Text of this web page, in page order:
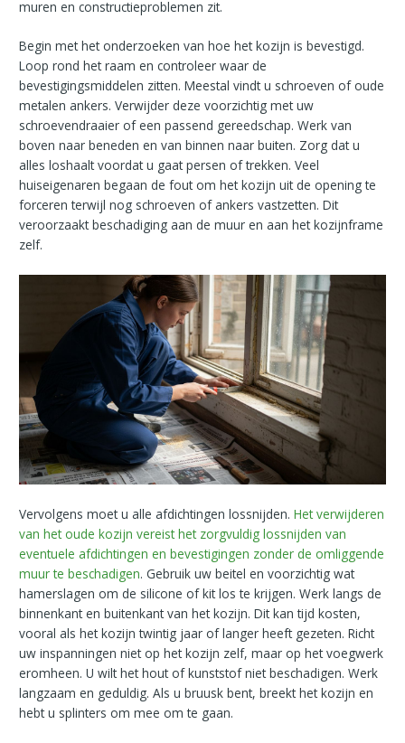
muren en constructieproblemen zit.
Begin met het onderzoeken van hoe het kozijn is bevestigd.
Loop rond het raam en controleer waar de
bevestigingsmiddelen zitten. Meestal vindt u schroeven of oude
metalen ankers. Verwijder deze voorzichtig met uw
schroevendraaier of een passend gereedschap. Werk van
boven naar beneden en van binnen naar buiten. Zorg dat u
alles loshaalt voordat u gaat persen of trekken. Veel
huiseigenaren begaan de fout om het kozijn uit de opening te
forceren terwijl nog schroeven of ankers vastzetten. Dit
veroorzaakt beschadiging aan de muur en aan het kozijnframe
zelf.
Vervolgens moet u alle afdichtingen lossnijden.Het verwijderen
van het oude kozijn vereist het zorgvuldig lossnijden van
eventuele afdichtingen en bevestigingen zonder de omliggende
muur te beschadigen. Gebruik uw beitel en voorzichtig wat
hamerslagen om de silicone of kit los te krijgen. Werk langs de
binnenkant en buitenkant van het kozijn. Dit kan tijd kosten,
vooral als het kozijn twintig jaar of langer heeft gezeten. Richt
uw inspanningen niet op het kozijn zelf, maar op het voegwerk
eromheen. U wilt het hout of kunststof niet beschadigen. Werk
langzaam en geduldig. Als u bruusk bent, breekt het kozijn en
hebt u splinters om mee om te gaan.